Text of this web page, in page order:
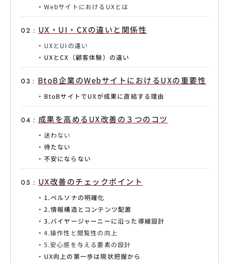
WebサイトにおけるUXとは
UX・UI・CXの違いと関係性
UXとUIの違い
UXとCX（顧客体験）の違い
BtoB企業のWebサイトにおけるUXの重要性
BtoBサイトでUXが成果に直結する理由
成果を高めるUX改善の３つのコツ
迷わない
待たない
不安にならない
UX改善のチェックポイント
1.ペルソナの明確化
2.情報構造とコンテンツ配置
3.バイヤージャーニーに沿った導線設計
4.操作性と閲覧性の向上
5.安心感を与える要素の設計
UX向上の第一歩は現状把握から